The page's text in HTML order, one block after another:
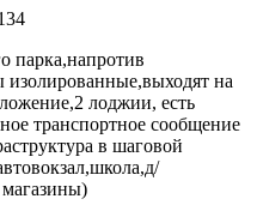
парка,напротив
на
лоджии, есть
транспортное сообщение
в шаговой
магазины)